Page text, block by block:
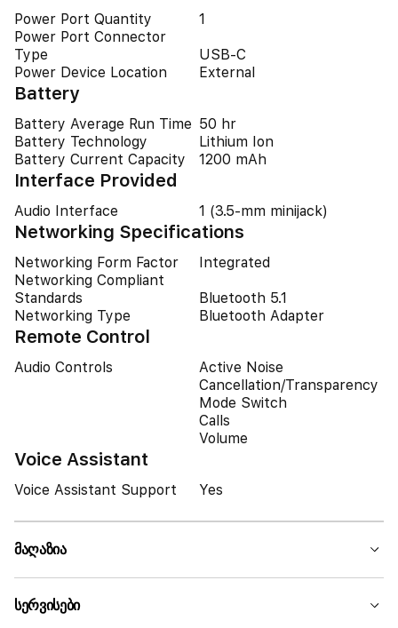
Power Port Quantity
1
Power Port Connector
Type
USB-C
Power Device Location
External
Battery
Battery Average Run Time 50 hr
Battery Technology
Lithium Ion
Battery Current Capacity
1200 mAh
Interface Provided
Audio Interface 1 (3.5-mm minijack)
Networking Specifications
Networking Form Factor
Integrated
Networking Compliant
Standards
Bluetooth 5.1
Networking Type
Bluetooth Adapter
Remote Control
Audio Controls
Active Noise
Cancellation/Transparency
Mode Switch
Calls
Volume
Voice Assistant
Voice Assistant Support Yes
მაღაზია
სერვისები